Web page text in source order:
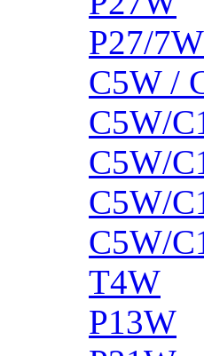
P27/7W
C5W /
C5W/
C5W/
C5W/
C5W/
T4W
P13W